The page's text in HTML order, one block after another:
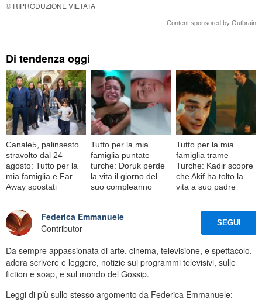
© RIPRODUZIONE VIETATA
Content sponsored by Outbrain
Di tendenza oggi
Canale5, palinsesto
stravolto dal 24
agosto: Tutto per la
mia famiglia e Far
Away spostati
Tutto per la mia
famiglia puntate
turche: Doruk perde
la vita il giorno del
suo compleanno
Tutto per la mia
famiglia trame
Turche: Kadir scopre
che Akif ha tolto la
vita a suo padre
Federica Emmanuele
Contributor
SEGUI
Da sempre appassionata di arte, cinema, televisione, e spettacolo,
adora scrivere e leggere, notizie sui programmi televisivi, sulle
fiction e soap, e sul mondo del Gossip.
Leggi di più sullo stesso argomento da Federica Emmanuele: